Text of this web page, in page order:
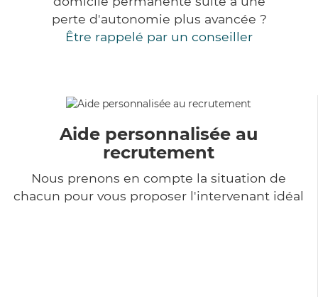
perte d'autonomie plus avancée ?
Être rappelé par un conseiller
Aide personnalisée au
recrutement
Nous prenons en compte la situation de
chacun pour vous proposer l'intervenant idéal